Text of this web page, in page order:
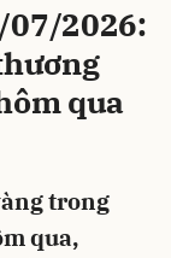
07/2026:
qua
trong
qua,
Gửi